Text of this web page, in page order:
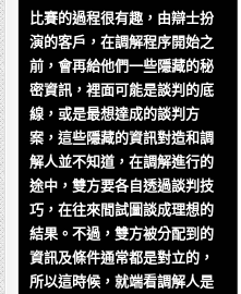
比賽的過程很有趣，由辯士扮
演的客戶，在調解程序開始之
前，會再給他們一些隱藏的秘
密資訊，裡面可能是談判的底
線，或是最想達成的談判方
案，這些隱藏的資訊對造和調
解人並不知道，在調解進行的
途中，雙方要各自透過談判技
巧，在往來間試圖談成理想的
結果。不過，雙方被分配到的
資訊及條件通常都是對立的，
所以這時候，就端看調解人是